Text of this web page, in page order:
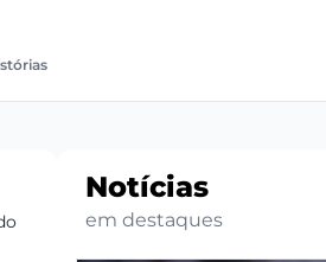
Notícias
em destaques